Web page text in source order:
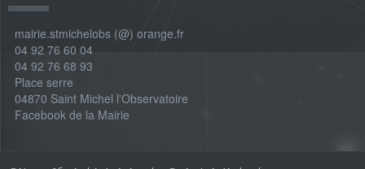
mairie.stmichelobs (@) orange.fr
04 92 76 60 04
04 92 76 68 93
Place serre
04870 Saint Michel l'Observatoire
Facebook de la Mairie